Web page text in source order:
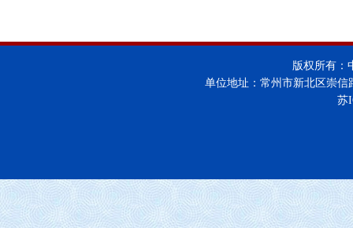
版权所有：
单位地址：常州市新北区崇
苏